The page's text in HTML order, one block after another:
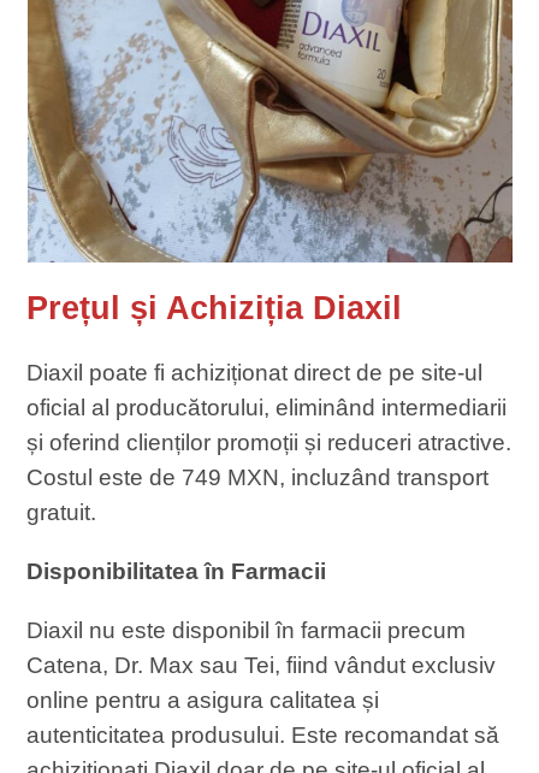
Prețul și Achiziția Diaxil
Diaxil poate fi achiziționat direct de pe site-ul
oficial al producătorului, eliminând intermediarii
și oferind clienților promoții și reduceri atractive.
Costul este de 749 MXN, incluzând transport
gratuit.
Disponibilitatea în Farmacii
Diaxil nu este disponibil în farmacii precum
Catena, Dr. Max sau Tei, fiind vândut exclusiv
online pentru a asigura calitatea și
autenticitatea produsului. Este recomandat să